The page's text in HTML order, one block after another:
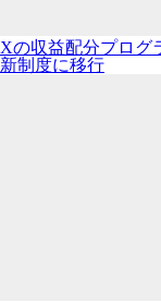
Xの収益配分プロ
新制度に移行